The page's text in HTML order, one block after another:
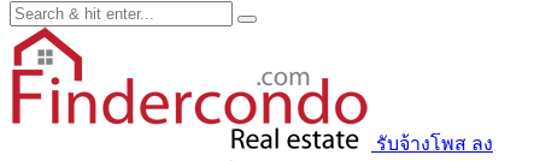
รับจ้างโพส ลง